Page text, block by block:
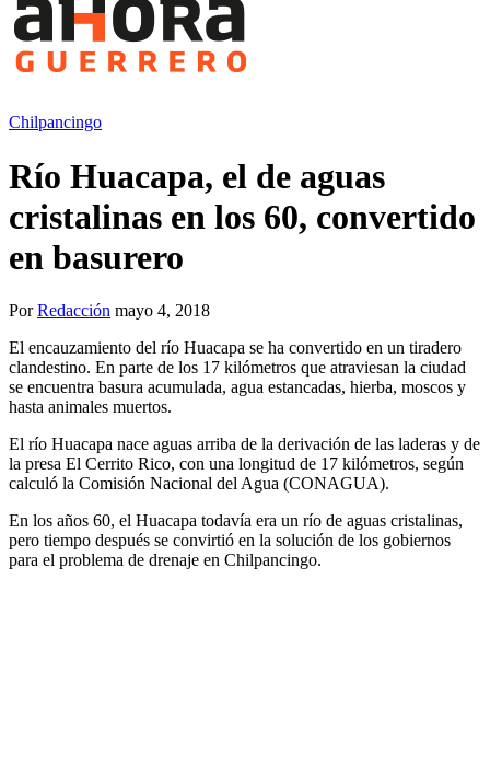
Chilpancingo
Río Huacapa, el de aguas
cristalinas en los 60, convertido
en basurero
PorRedacción mayo 4, 2018
El encauzamiento del río Huacapa se ha convertido en un tiradero
clandestino. En parte de los 17 kilómetros que atraviesan la ciudad
se encuentra basura acumulada, agua estancadas, hierba, moscos y
hasta animales muertos.
El río Huacapa nace aguas arriba de la derivación de las laderas y de
la presa El Cerrito Rico, con una longitud de 17 kilómetros, según
calculó la Comisión Nacional del Agua (CONAGUA).
En los años 60, el Huacapa todavía era un río de aguas cristalinas,
pero tiempo después se convirtió en la solución de los gobiernos
para el problema de drenaje en Chilpancingo.